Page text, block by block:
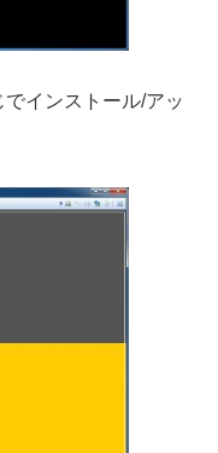
インストール/アッ